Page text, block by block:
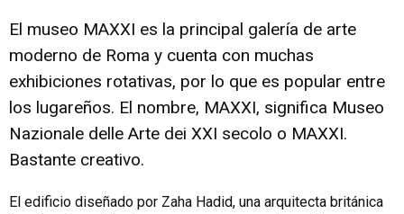
El museo MAXXI es la principal galería de arte
moderno de Roma y cuenta con muchas
exhibiciones rotativas, por lo que es popular entre
los lugareños. El nombre, MAXXI, significa Museo
Nazionale delle Arte dei XXI secolo o MAXXI.
Bastante creativo.
El edificio diseñado por Zaha Hadid, una arquitecta británica